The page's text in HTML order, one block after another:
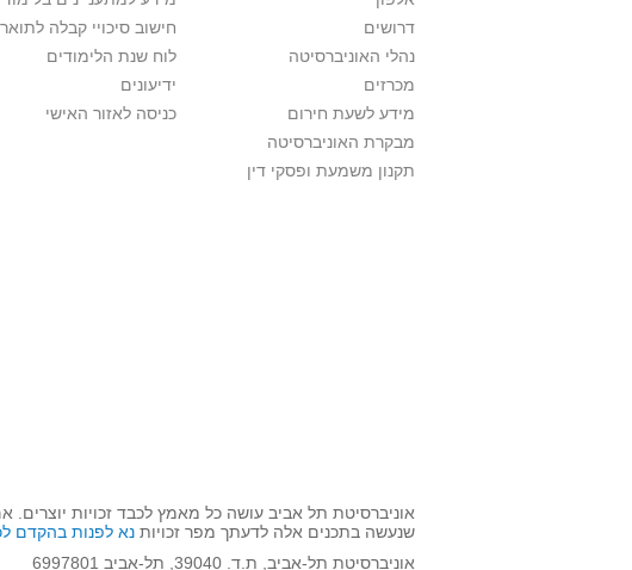
דרושים
נהלי האוניברסיטה
מכרזים
מידע לשעת חירום
מבקרת האוניברסיטה
תקנון משמעת ופסקי דין
חישוב סיכויי קבלה
לוח שנת הלימודים
ידיעונים
כניסה לאזור האישי
אוניברסיטת תל אביב עושה כל מאמץ לכבד זכויות
שנעשה בתכנים אלה לדעתך מפר זכויות נא לפנות בהקדם
אוניברסיטת תל-אביב, ת.ד. 39040, תל-אביב 6997801